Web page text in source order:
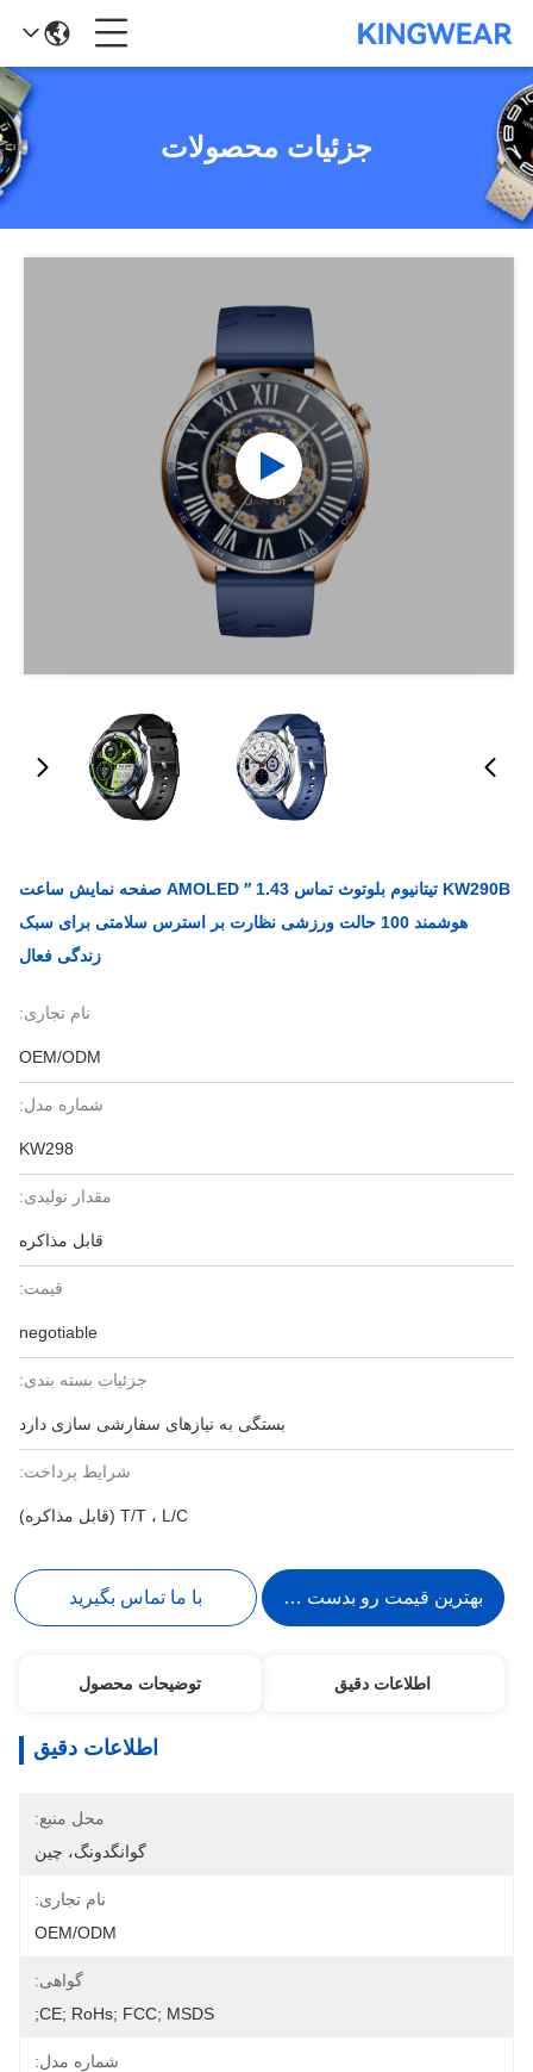
جزئیات محصولات
KW290B تیتانیوم بلوتوث تماس 1.43 ′′ AMOLED صفحه نمایش ساعت
هوشمند 100 حالت ورزشی نظارت بر استرس سلامتی برای سبک
زندگی فعال
نام تجاری:
OEM/ODM
شماره مدل:
KW298
مقدار تولیدی:
قابل مذاکره
قیمت:
negotiable
جزئیات بسته بندی:
بستگی به نیازهای سفارشی سازی دارد
شرایط پرداخت:
T/T ، L/C (قابل مذاکره)
بهترین قیمت رو بدست بیار با ما تماس بگیرید
اطلاعات دقیق توضیحات محصول
اطلاعات دقیق
محل منبع:
گوانگدونگ، چین
نام تجاری:
OEM/ODM
گواهی:
CE; RoHs; FCC; MSDS;
شماره مدل: